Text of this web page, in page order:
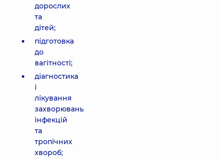
дорослих
та
дітей;
підготовка
до
вагітності;
діагностика
і
лікування
захворювань
інфекцій
та
тропічних
хвороб;